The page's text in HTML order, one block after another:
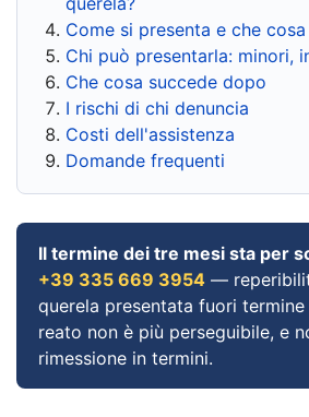
Come si presenta e che
Chi può presentarla: minori,
Che cosa succede dopo
I rischi di chi denuncia
Costi dell'assistenza
Domande frequenti
Il termine dei tre mesi sta per
+39 335 669 3954 —
querela presentata fuori
reato non è più perseguibile, e
rimessione in termini.